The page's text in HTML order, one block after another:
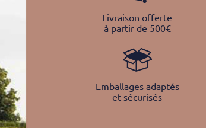
Livraison offerte
à partir de 500€
Emballages adaptés
et sécurisés